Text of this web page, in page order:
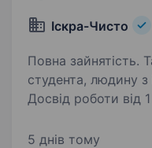
Іскра-Чисто
Повна зайнятість.
студента, людину з
Досвід роботи від
виробник
5 днів тому